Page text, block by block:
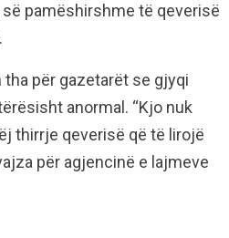
pamëshirshme të qeverisë
tha për gazetarët se gjyqi
anormal. “Kjo nuk
thirrje qeverisë që të lirojë
për agjencinë e lajmeve